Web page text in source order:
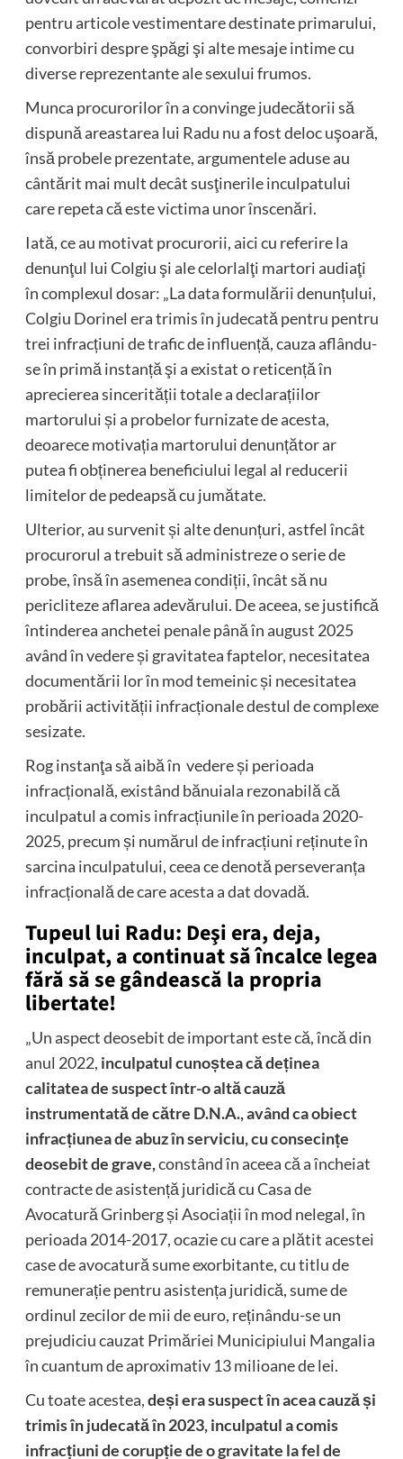
pentru articole vestimentare destinate primarului,
convorbiri despre şpăgi şi alte mesaje intime cu
diverse reprezentante ale sexului frumos.
Munca procurorilor în a convinge judecătorii să
dispună areastarea lui Radu nu a fost deloc uşoară,
însă probele prezentate, argumentele aduse au
cântărit mai mult decât susţinerile inculpatului
care repeta că este victima unor înscenări.
Iată, ce au motivat procurorii, aici cu referire la
denunţul lui Colgiu şi ale celorlalţi martori audiaţi
în complexul dosar: „La data formulării denunțului,
Colgiu Dorinel era trimis în judecată pentru pentru
trei infracțiuni de trafic de influență, cauza aflându-
se în primă instanță şi a existat o reticență în
aprecierea sincerității totale a declarațiilor
martorului și a probelor furnizate de acesta,
deoarece motivația martorului denunțător ar
putea fi obținerea beneficiului legal al reducerii
limitelor de pedeapsă cu jumătate.
Ulterior, au survenit și alte denunțuri, astfel încât
procurorul a trebuit să administreze o serie de
probe, însă în asemenea condiții, încât să nu
pericliteze aflarea adevărului. De aceea, se justifică
întinderea anchetei penale până în august 2025
având în vedere și gravitatea faptelor, necesitatea
documentării lor în mod temeinic și necesitatea
probării activității infracționale destul de complexe
sesizate.
Rog instanţa să aibă în vedere și perioada
infracțională, existând bănuiala rezonabilă că
inculpatul a comis infracțiunile în perioada 2020-
2025, precum și numărul de infracțiuni reținute în
sarcina inculpatului, ceea ce denotă perseveranța
infracțională de care acesta a dat dovadă.
Tupeul lui Radu: Deşi era, deja,
inculpat, a continuat să încalce legea
fără să se gândească la propria
libertate!
„Un aspect deosebit de important este că, încă din
anul 2022, inculpatul cunoștea că deținea
calitatea de suspect într-o altă cauză
instrumentată de către D.N.A., având ca obiect
infracțiunea de abuz în serviciu, cu consecințe
deosebit de grave,constând în aceea că a încheiat
contracte de asistență juridică cu Casa de
Avocatură Grinberg și Asociații în mod nelegal, în
perioada 2014-2017, ocazie cu care a plătit acestei
case de avocatură sume exorbitante, cu titlu de
remunerație pentru asistența juridică, sume de
ordinul zecilor de mii de euro, reținându-se un
prejudiciu cauzat Primăriei Municipiului Mangalia
în cuantum de aproximativ 13 milioane de lei.
Cu toate acestea,deși era suspect în acea cauză și
trimis în judecată în 2023, inculpatul a comis
infracțiuni de corupție de o gravitate la fel de